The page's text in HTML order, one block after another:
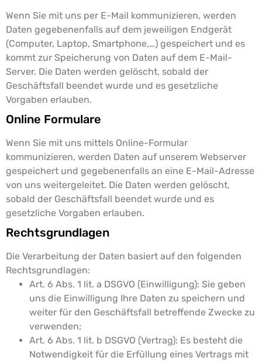
Wenn Sie mit uns per E-Mail kommunizieren, werden
Daten gegebenenfalls auf dem jeweiligen Endgerät
(Computer, Laptop, Smartphone,…) gespeichert und es
kommt zur Speicherung von Daten auf dem E-Mail-
Server. Die Daten werden gelöscht, sobald der
Geschäftsfall beendet wurde und es gesetzliche
Vorgaben erlauben.
Online Formulare
Wenn Sie mit uns mittels Online-Formular
kommunizieren, werden Daten auf unserem Webserver
gespeichert und gegebenenfalls an eine E-Mail-Adresse
von uns weitergeleitet. Die Daten werden gelöscht,
sobald der Geschäftsfall beendet wurde und es
gesetzliche Vorgaben erlauben.
Rechtsgrundlagen
Die Verarbeitung der Daten basiert auf den folgenden
Rechtsgrundlagen:
Art. 6 Abs. 1 lit. a DSGVO (Einwilligung): Sie geben
uns die Einwilligung Ihre Daten zu speichern und
weiter für den Geschäftsfall betreffende Zwecke zu
verwenden;
Art. 6 Abs. 1 lit. b DSGVO (Vertrag): Es besteht die
Notwendigkeit für die Erfüllung eines Vertrags mit